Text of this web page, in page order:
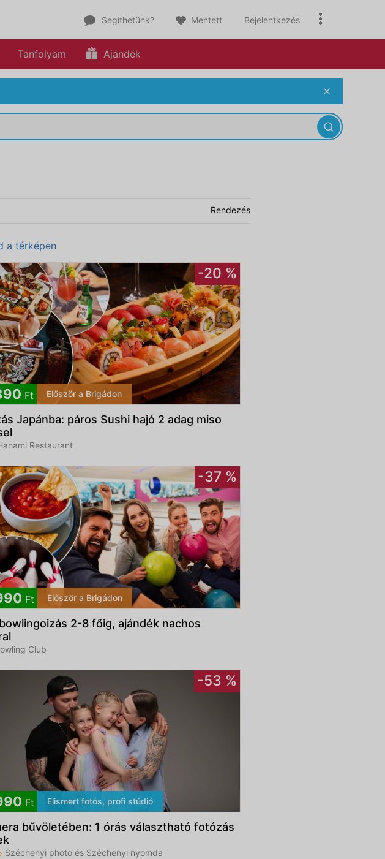
Segíthetünk? Mentett Bejelentkezés
Tanfolyam Ajándék
Rendezés
a térképen
-20 %
Ft Először a Brigádon
Japánba: páros Sushi hajó 2 adag miso
Restaurant
-37 %
Ft Először a Brigádon
2-8 főig, ajándék nachos
Club
-53 %
Ft Elismert fotós, profi stúdió
bűvöletében: 1 órás választható fotózás
Széchenyi photo és Széchenyi nyomda